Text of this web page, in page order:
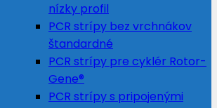
nízky profil
PCR strípy bez vrchnákov
štandardné
PCR strípy pre cyklér Rotor-
Gene®
PCR strípy s pripojenými